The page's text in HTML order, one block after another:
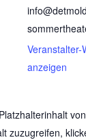
Veranstalter-
anzeigen
von
zuzugreifen,